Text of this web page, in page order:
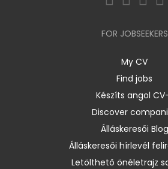
FOR JOBSEEKERS
My CV
Find jobs
Készíts angol
Discover
Álláskeresői Blog
Álláskeresői hírlevél
Letölthető önéletrajz